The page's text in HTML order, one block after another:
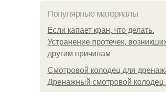
Популярные материалы
Если капает кран, что делать.
Устранение протечек,
другим причинам
Смотровой колодец для
Дренажный смотровой колодец